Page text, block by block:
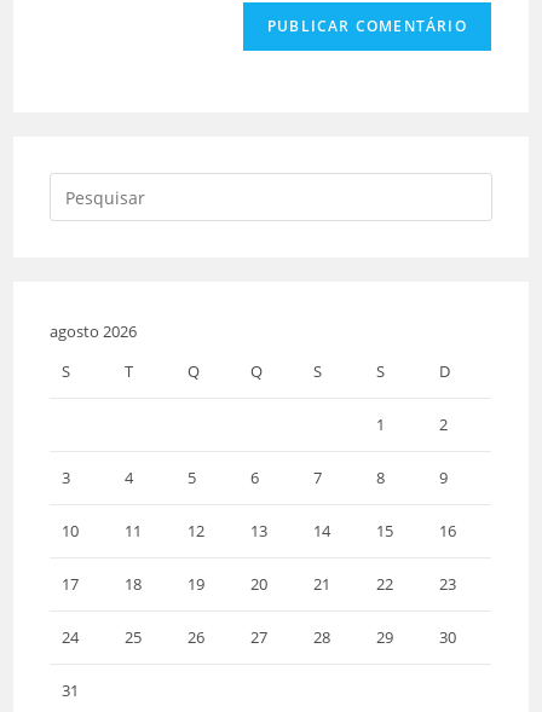
agosto 2026
S
T Q Q S S D
1 2
3 4 5 6 7 8 9
10 11 12 13 14 15 16
17 18 19 20 21 22 23
24 25 26 27 28 29 30
31